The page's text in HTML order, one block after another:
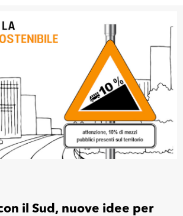
il Sud, nuove idee per